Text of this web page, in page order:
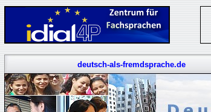
deutsch-als-fremdsprache.de